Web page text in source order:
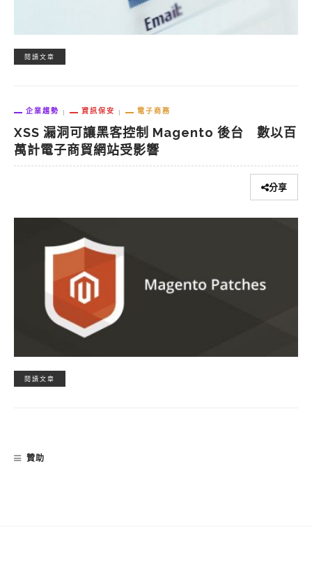
閱讀文章
企業趨勢 資訊保安 電子商務
XSS 漏洞可讓黑客控制 Magento 後台 數以百
萬計電子商貿網站受影響
分享
閱讀文章
贊助